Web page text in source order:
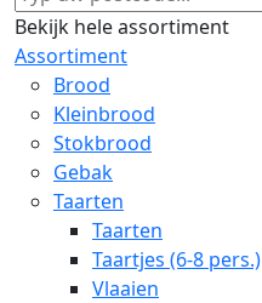
Bekijk hele assortiment
Assortiment
Brood
Kleinbrood
Stokbrood
Gebak
Taarten
Taarten
Taartjes (6-8 pers.)
Vlaaien